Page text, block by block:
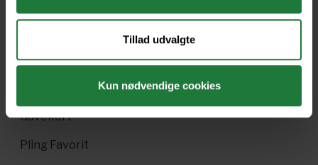
Tillad udvalgte
Kun nødvendige cookies
Gavekort
Pling Favorit